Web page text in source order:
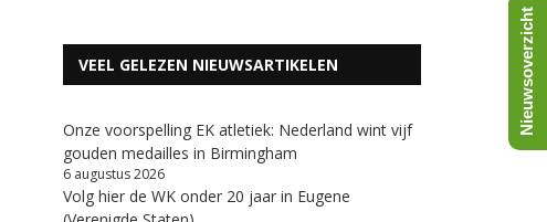
VEEL GELEZEN NIEUWSARTIKELEN
Onze voorspelling EK atletiek: Nederland wint vijf
gouden medailles in Birmingham
6 augustus 2026
Volg hier de WK onder 20 jaar in Eugene
Nieuwsoverzicht